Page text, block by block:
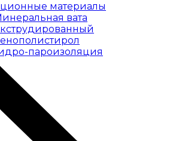
материалы
вата
пароизоляция